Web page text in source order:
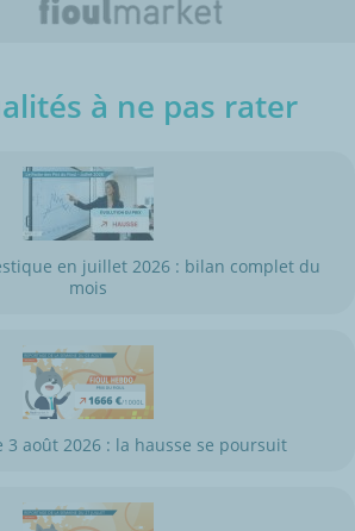
à ne pas rater
en juillet 2026 : bilan complet du
mois
3 août 2026 : la hausse se poursuit